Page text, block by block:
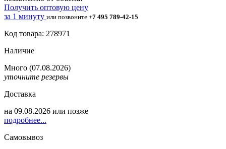
Получить оптовую цену
за 1 минуту или позвоните +7 495 789-42-15
Код товара: 278971
Наличие
Много (07.08.2026)
уточните резервы
Доставка
на 09.08.2026 или позже
подробнее...
Самовывоз